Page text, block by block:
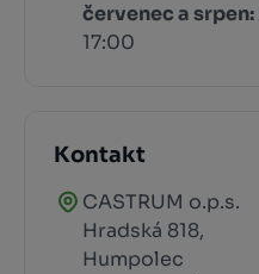
červenec a srpen:
17:00
Kontakt
CASTRUM o.p.s.
Hradská 818,
Humpolec